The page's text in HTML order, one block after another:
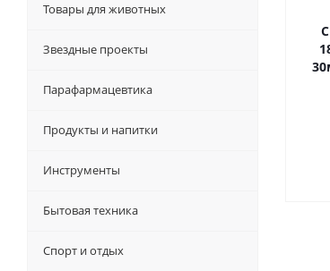
Товары для животных
Звездные проекты
Парафармацевтика
Продукты и напитки
Инструменты
Бытовая техника
Спорт и отдых